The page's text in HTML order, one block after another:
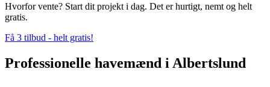
Hvorfor vente? Start dit projekt i dag. Det er hurtigt, nemt og helt
gratis.
Få 3 tilbud - helt gratis!
Professionelle havemænd i Albertslund